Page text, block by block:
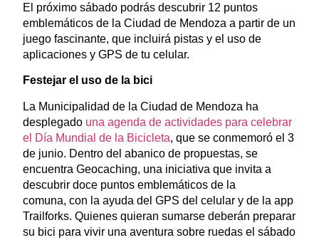
El próximo sábado podrás descubrir 12 puntos
emblemáticos de la Ciudad de Mendoza a partir de un
juego fascinante, que incluirá pistas y el uso de
aplicaciones y GPS de tu celular.
Festejar el uso de la bici
La Municipalidad de la Ciudad de Mendoza ha
desplegado una agenda de actividades para celebrar
el Día Mundial de la Bicicleta, que se conmemoró el 3
de junio. Dentro del abanico de propuestas, se
encuentra Geocaching, una iniciativa que invita a
descubrir doce puntos emblemáticos de la
comuna, con la ayuda del GPS del celular y de la app
Trailforks. Quienes quieran sumarse deberán preparar
su bici para vivir una aventura sobre ruedas el sábado